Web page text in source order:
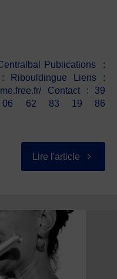
Publications :
Liens :
Contact : 39
06 62 83 19 86
Lire l'article "ROCHE